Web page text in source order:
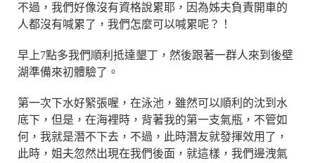
不過，我們好像沒有資格說累耶，因為姊夫負責開車的
人都沒有喊累了，我們怎麼可以喊累呢？！
早上7點多我們順利抵達墾丁，然後跟著一群人來到後壁
湖準備來初體驗了。
第一次下水好緊張喔，在泳池，雖然可以順利的沈到水
底下，但是，在海裡時，背著我的第一支氣瓶，不管如
何，我就是潛不下去，不過，此時潛友就發揮效用了，
此時，姐夫忽然出現在我們後面，就這樣，我們邊洩氣